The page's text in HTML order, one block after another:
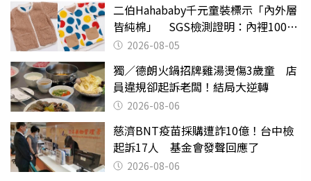
二伯Hahababy千元童裝標示「內外層
皆純棉」 SGS檢測證明：內裡100%
聚酯纖維
2026-08-05
獨／德朗火鍋招牌雞湯燙傷3歲童 店
員違規卻起訴老闆！結局大逆轉
2026-08-06
慈濟BNT疫苗採購遭詐10億！台中檢
起訴17人 基金會發聲回應了
2026-08-06